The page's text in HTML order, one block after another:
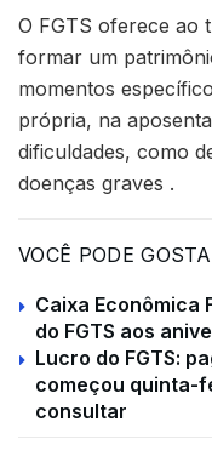
O FGTS oferece ao
formar um
momentos
própria, na
dificuldades, como
doenças graves .
VOCÊ PODE
Caixa Econômica
do FGTS aos
Lucro do FGTS:
começou quinta-
consultar